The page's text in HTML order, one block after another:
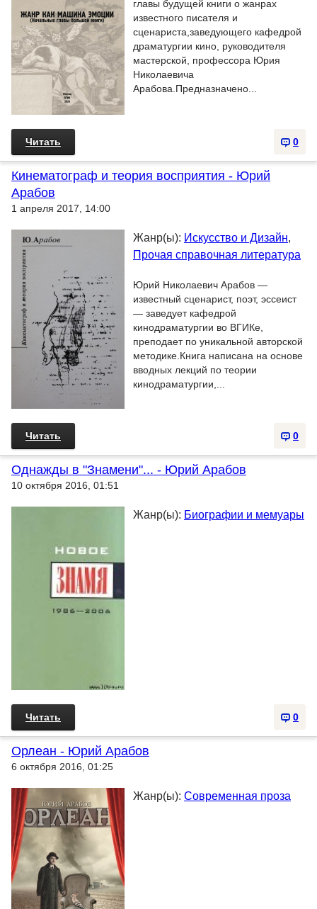
главы будущей книги о жанрах
известного писателя и
сценариста,заведующего кафедрой
драматургии кино, руководителя
мастерской, профессора Юрия
Николаевича
Арабова.Предназначено...
0
Читать
Кинематограф и теория восприятия - Юрий
Арабов
1 апреля 2017, 14:00
Жанр(ы): Искусство и Дизайн,
Прочая справочная литература
Юрий Николаевич Арабов —
известный сценарист, поэт, эссеист
— заведует кафедрой
кинодраматургии во ВГИКе,
преподает по уникальной авторской
методике.Книга написана на основе
вводных лекций по теории
кинодраматургии,...
0
Читать
Однажды в "Знамени"... - Юрий Арабов
10 октября 2016, 01:51
Жанр(ы): Биографии и мемуары
0
Читать
Орлеан - Юрий Арабов
6 октября 2016, 01:25
Жанр(ы): Современная проза